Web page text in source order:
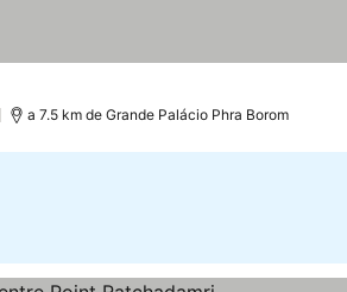
a 7.5 km de Grande Palácio Phra Borom